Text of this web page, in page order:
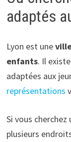
adaptés
Lyon est une
enfants. Il
adaptées aux
représentations
Si vous
plusieurs